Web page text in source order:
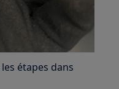
étapes dans